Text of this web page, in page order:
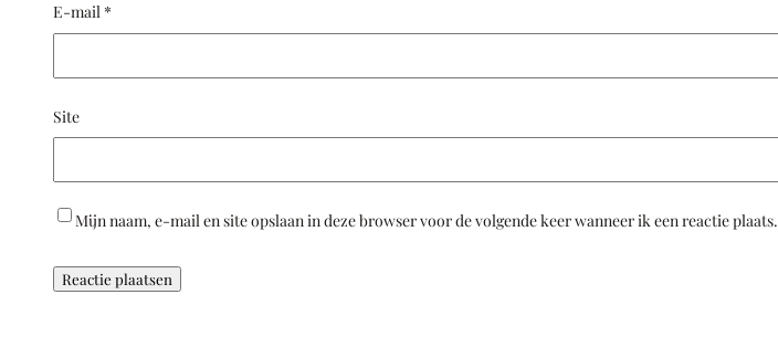
E-mail *
Site
Mijn naam, e-mail en site opslaan in deze browser voor de volgende keer wanneer ik een reactie plaats.